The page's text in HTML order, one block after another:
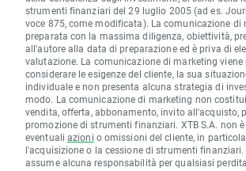
strumenti finanziari del 29 luglio 2005 (ad es.
voce 875, come modificata). La comunicazione di
preparata con la massima diligenza, obiettività,
all'autore alla data di preparazione ed è priva di
valutazione. La comunicazione di marketing viene
considerare le esigenze del cliente, la sua
individuale e non presenta alcuna strategia di
modo. La comunicazione di marketing non
vendita, offerta, abbonamento, invito all'acquisto,
promozione di strumenti finanziari. XTB S.A. non
eventuali azioni o omissioni del cliente, in
l'acquisizione o la cessione di strumenti finanziari.
assume alcuna responsabilità per qualsiasi